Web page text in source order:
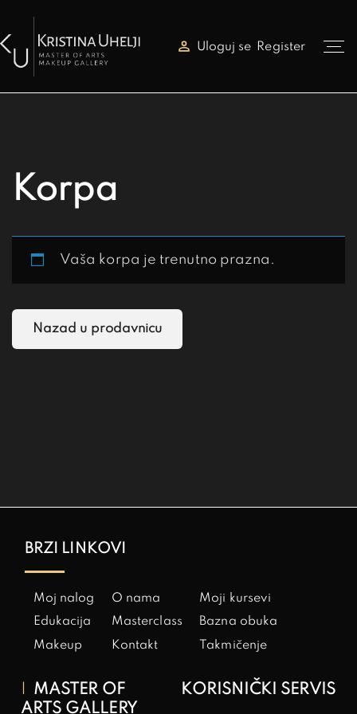
Uloguj se Register
Korpa
Vaša korpa je trenutno prazna.
Nazad u prodavnicu
BRZI LINKOVI
Moj nalog
Edukacija
Makeup
O nama
Masterclass
Kontakt
Moji kursevi
Bazna obuka
Takmičenje
MASTER OF
ARTS GALLERY
KORISNIČKI SERVIS